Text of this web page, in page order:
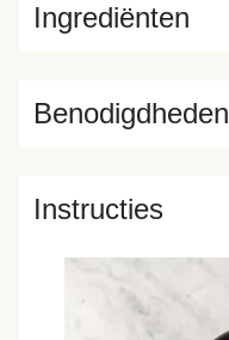
Ingrediënten
Benodigdheden
Instructies